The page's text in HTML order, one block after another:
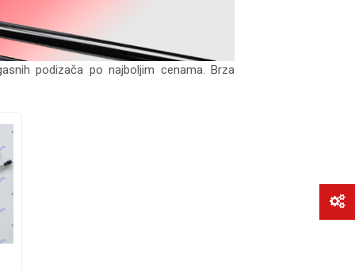
podizača po najboljim cenama. Brza